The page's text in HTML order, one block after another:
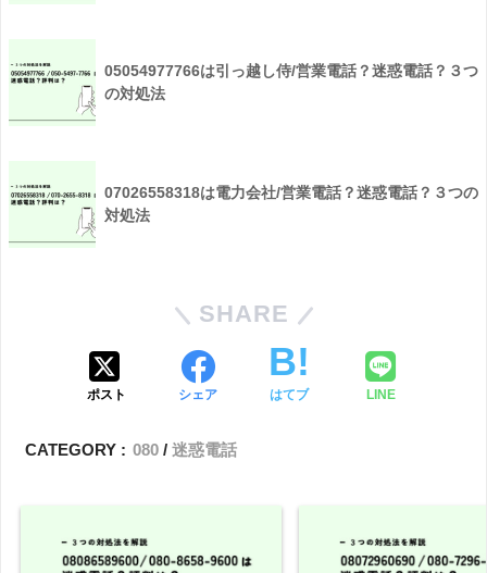
05054977766は引っ越し侍/営業電話？迷惑電話？３つ
の対処法
07026558318は電力会社/営業電話？迷惑電話？３つの
対処法
SHARE
ポスト シェア はてブ LINE
CATEGORY : 080 迷惑電話